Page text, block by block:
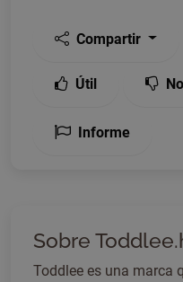
Compartir
Útil
Informe
Sobre
Toddlee es una marca